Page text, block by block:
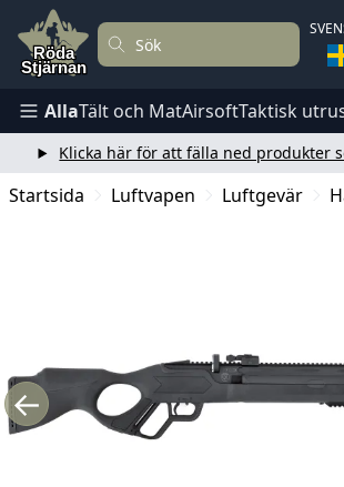
AllaTält och MatAirsoftTaktisk
Klicka här för att fälla ned produkter
Startsida Luftvapen Luftgevär
←